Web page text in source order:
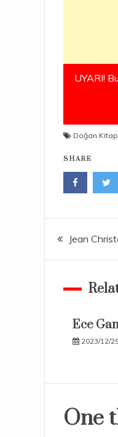
UYARI!
Doğan Kitap
SHARE
YazıJean
Ece
2023/12/
One